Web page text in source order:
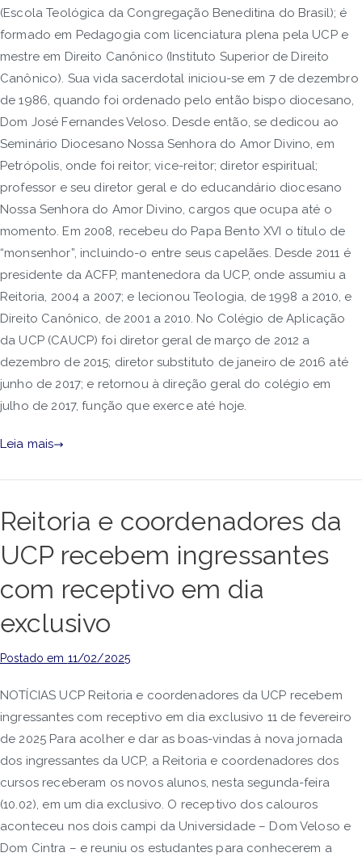
(Escola Teológica da Congregação Beneditina do Brasil); é
formado em Pedagogia com licenciatura plena pela UCP e
mestre em Direito Canônico (Instituto Superior de Direito
Canônico). Sua vida sacerdotal iniciou-se em 7 de dezembro
de 1986, quando foi ordenado pelo então bispo diocesano,
Dom José Fernandes Veloso. Desde então, se dedicou ao
Seminário Diocesano Nossa Senhora do Amor Divino, em
Petrópolis, onde foi reitor; vice-reitor; diretor espiritual;
professor e seu diretor geral e do educandário diocesano
Nossa Senhora do Amor Divino, cargos que ocupa até o
momento. Em 2008, recebeu do Papa Bento XVI o título de
“monsenhor”, incluindo-o entre seus capelães. Desde 2011 é
presidente da ACFP, mantenedora da UCP, onde assumiu a
Reitoria, 2004 a 2007; e lecionou Teologia, de 1998 a 2010, e
Direito Canônico, de 2001 a 2010. No Colégio de Aplicação
da UCP (CAUCP) foi diretor geral de março de 2012 a
dezembro de 2015; diretor substituto de janeiro de 2016 até
junho de 2017; e retornou à direção geral do colégio em
julho de 2017, função que exerce até hoje.
Leia mais
Reitoria e coordenadores da
UCP recebem ingressantes
com receptivo em dia
exclusivo
Postado em 11/02/2025
NOTÍCIAS UCP Reitoria e coordenadores da UCP recebem
ingressantes com receptivo em dia exclusivo 11 de fevereiro
de 2025 Para acolher e dar as boas-vindas à nova jornada
dos ingressantes da UCP, a Reitoria e coordenadores dos
cursos receberam os novos alunos, nesta segunda-feira
(10.02), em um dia exclusivo. O receptivo dos calouros
aconteceu nos dois campi da Universidade – Dom Veloso e
Dom Cintra – e reuniu os estudantes para conhecerem a